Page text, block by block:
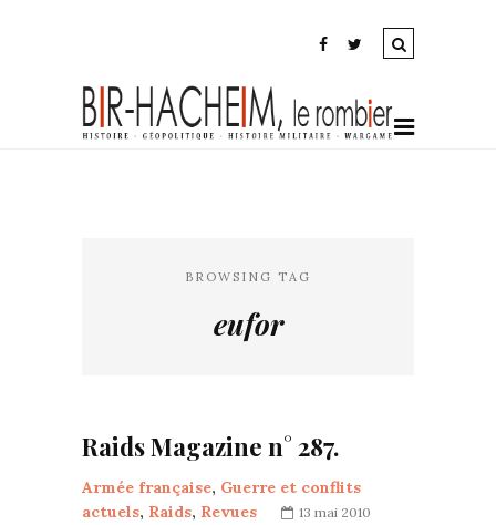
BROWSING TAG
eufor
Raids Magazine n° 287.
Armée française, Guerre et conflits
actuels, Raids, Revues 13 mai 2010